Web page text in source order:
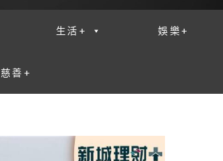
生活+ 娛樂+
慈善+